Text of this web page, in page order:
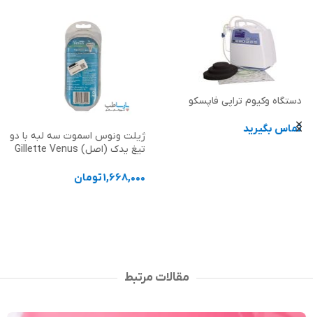
دستگاه وکیوم تراپی فاپسکو
تماس بگیرید
ژیلت ونوس اسموت سه لبه با دو
تیغ یدک (اصل) Gillette Venus
1,668,000تومان
مقالات مرتبط